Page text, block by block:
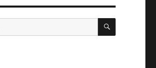
SEARCH